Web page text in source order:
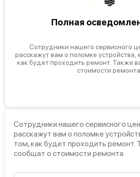
Полная
Сотрудники нашего сервисного
расскажут вам о поломке устройства,
как будет проходить ремонт. Также
стоимости ремонта.
Сотрудники нашего сервисного
расскажут вам о поломке
том, как будет проходить ремонт.
сообщат о стоимости ремонта.